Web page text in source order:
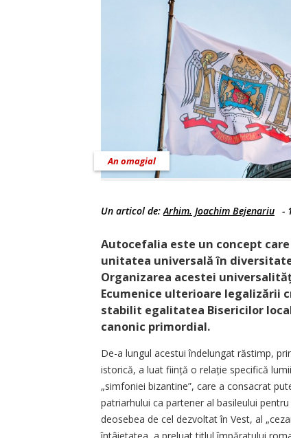
An omagial
Un articol de: Arhim. Joachim Bejenariu -
Autocefalia este un concept
unitatea universală în
Organizarea acestei
Ecumenice ulterioare legalizării
stabilit egalitatea Bisericilor
canonic primordial.
De-a lungul acestui îndelungat răstimp,
istorică, a luat ființă o relație spe­ci­fică
„simfoniei bizantine”, care a consacrat
patriarhului ca partener al basileului
deosebea de cel dezvoltat în Vest, al